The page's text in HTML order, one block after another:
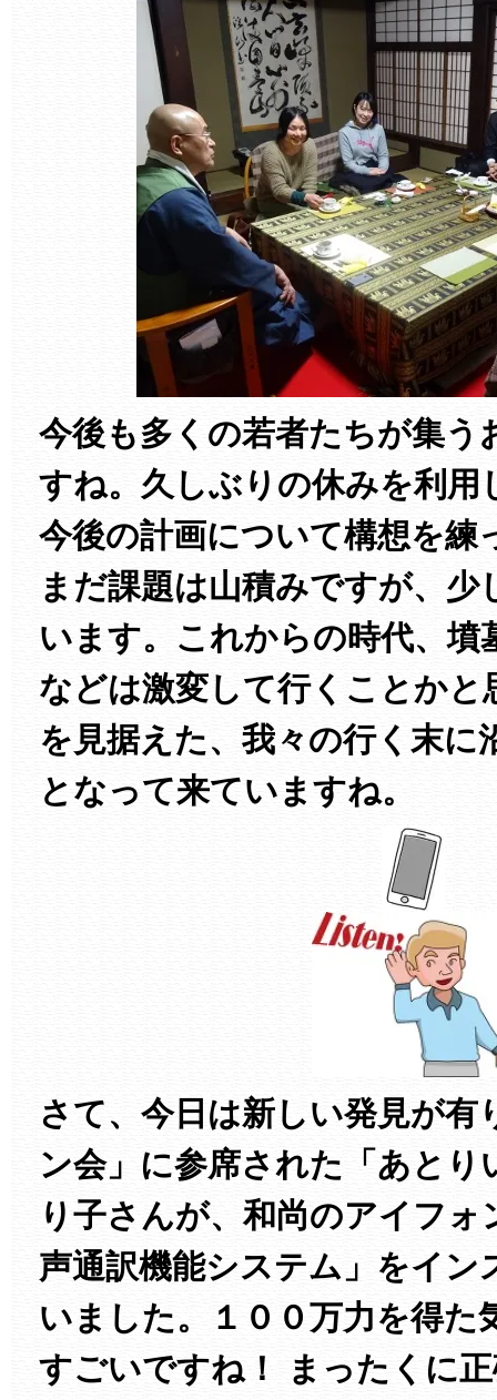
今後も多くの若者たちが集う
すね。久しぶりの休みを利用
今後の計画について構想を練
まだ課題は山積みですが、少
います。これからの時代、墳
などは激変して行くことかと
を見据えた、我々の行く末に
となって来ていますね。
さて、今日は新しい発見が有
ン会」に参席された「あとり
り子さんが、和尚のアイフォ
声通訳機能システム」をイン
いました。１００万力を得た
すごいですね！ まったくに